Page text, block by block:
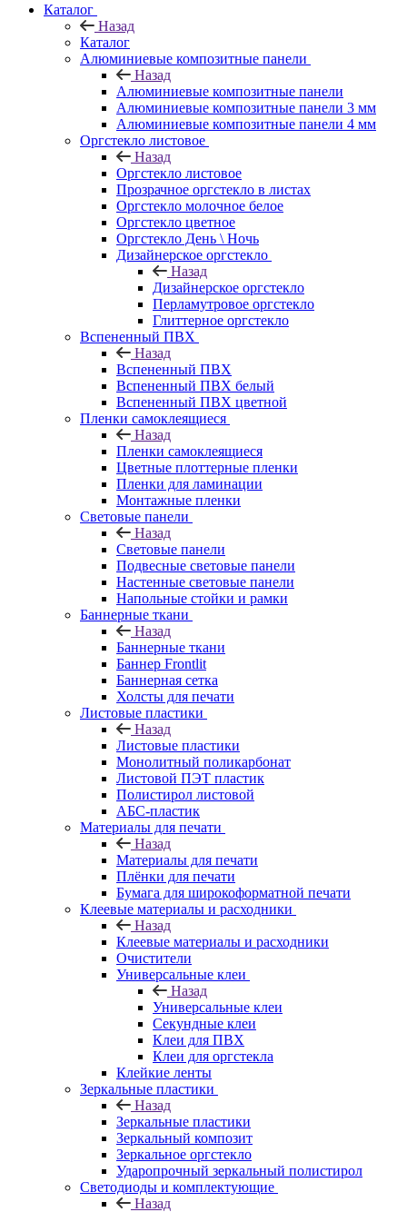
Каталог
Назад
Каталог
Алюминиевые композитные панели
Назад
Алюминиевые композитные панели
Алюминиевые композитные панели 3 мм
Алюминиевые композитные панели 4 мм
Оргстекло листовое
Назад
Оргстекло листовое
Прозрачное оргстекло в листах
Оргстекло молочное белое
Оргстекло цветное
Оргстекло День \ Ночь
Дизайнерское оргстекло
Назад
Дизайнерское оргстекло
Перламутровое оргстекло
Глиттерное оргстекло
Вспененный ПВХ
Назад
Вспененный ПВХ
Вспененный ПВХ белый
Вспененный ПВХ цветной
Пленки самоклеящиеся
Назад
Пленки самоклеящиеся
Цветные плоттерные пленки
Пленки для ламинации
Монтажные пленки
Световые панели
Назад
Световые панели
Подвесные световые панели
Настенные световые панели
Напольные стойки и рамки
Баннерные ткани
Назад
Баннерные ткани
Баннер Frontlit
Баннерная сетка
Холсты для печати
Листовые пластики
Назад
Листовые пластики
Монолитный поликарбонат
Листовой ПЭТ пластик
Полистирол листовой
АБС-пластик
Материалы для печати
Назад
Материалы для печати
Плёнки для печати
Бумага для широкоформатной печати
Клеевые материалы и расходники
Назад
Клеевые материалы и расходники
Очистители
Универсальные клеи
Назад
Универсальные клеи
Секундные клеи
Клеи для ПВХ
Клеи для оргстекла
Клейкие ленты
Зеркальные пластики
Назад
Зеркальные пластики
Зеркальный композит
Зеркальное оргстекло
Ударопрочный зеркальный полистирол
Светодиоды и комплектующие
Назад